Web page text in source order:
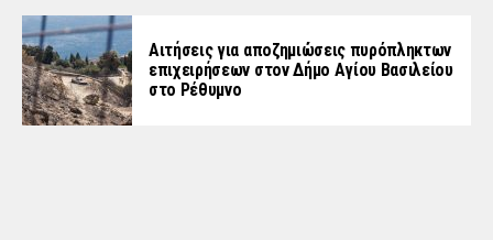
Αιτήσεις για αποζημιώσεις πυρόπληκτων
επιχειρήσεων στον Δήμο Αγίου Βασιλείου
στο Ρέθυμνο